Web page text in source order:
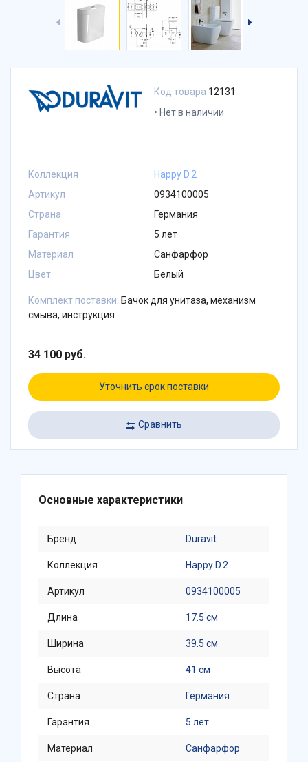
Код товара 12131
Нет в наличии
Коллекция
Happy D.2
Артикул
0934100005
Страна
Германия
Гарантия
5 лет
Материал
Санфарфор
Цвет
Белый
Комплект поставки: Бачок для унитаза, механизм
смыва, инструкция
34 100 руб.
Уточнить срок поставки
Сравнить
Основные характеристики
Бренд Duravit
Коллекция Happy D.2
Артикул 0934100005
Длина 17.5 см
Ширина 39.5 см
Высота 41 см
Страна Германия
Гарантия 5 лет
Материал Санфарфор